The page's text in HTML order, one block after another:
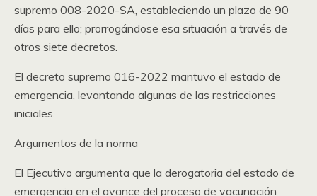
supremo 008-2020-SA, estableciendo un plazo de 90
días para ello; prorrogándose esa situación a través de
otros siete decretos.
El decreto supremo 016-2022 mantuvo el estado de
emergencia, levantando algunas de las restricciones
iniciales.
Argumentos de la norma
El Ejecutivo argumenta que la derogatoria del estado de
emergencia en el avance del proceso de vacunación